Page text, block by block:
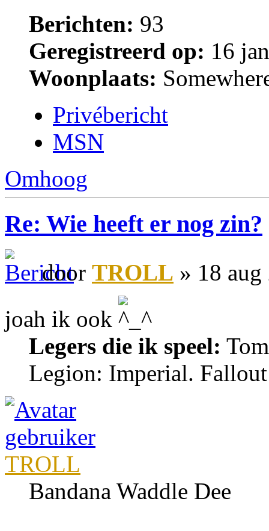
Berichten: 93
Geregistreerd op: 16
Woonplaats:
Privébericht
MSN
Omhoog
Re: Wie heeft er nog zin?
door TROLL » 18
joah ik ook
Legers die ik speel:
Legion: Imperial.
TROLL
Bandana Waddle Dee